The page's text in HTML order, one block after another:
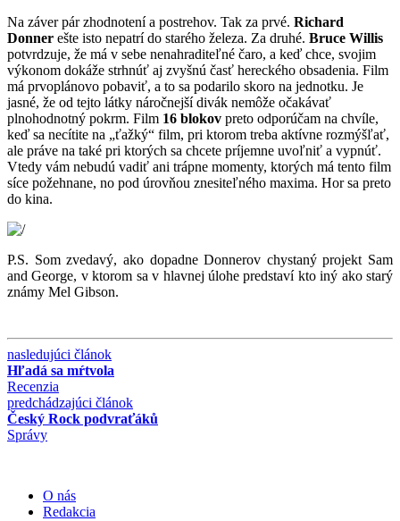
Na záver pár zhodnotení a postrehov. Tak za prvé. Richard
Donner ešte isto nepatrí do starého železa. Za druhé. Bruce Willis
potvrdzuje, že má v sebe nenahraditeľné čaro, a keď chce, svojim
výkonom dokáže strhnúť aj zvyšnú časť hereckého obsadenia. Film
má prvoplánovo pobaviť, a to sa podarilo skoro na jednotku. Je
jasné, že od tejto látky náročnejší divák nemôže očakávať
plnohodnotný pokrm. Film 16 blokov preto odporúčam na chvíle,
keď sa necítite na „ťažký“ film, pri ktorom treba aktívne rozmýšľať,
ale práve na také pri ktorých sa chcete príjemne uvoľniť a vypnúť.
Vtedy vám nebudú vadiť ani trápne momenty, ktorých má tento film
síce požehnane, no pod úrovňou znesiteľného maxima. Hor sa preto
do kina.
P.S. Som zvedavý, ako dopadne Donnerov chystaný projekt Sam
and George, v ktorom sa v hlavnej úlohe predstaví kto iný ako starý
známy Mel Gibson.
nasledujúci článok
Hľadá sa mŕtvola
Recenzia
predchádzajúci článok
Český Rock podvraťáků
Správy
O nás
Redakcia